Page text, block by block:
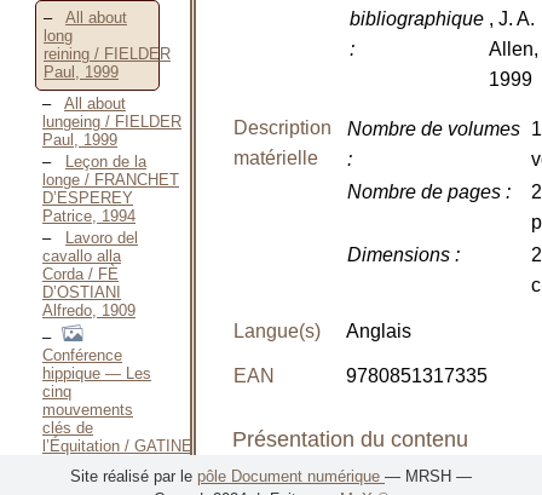
All about
long
reining / FIELDER
Paul, 1999
All about
lungeing / FIELDER
Paul, 1999
Leçon de la
longe / FRANCHET
D’ESPEREY
Patrice, 1994
Lavoro del
cavallo alla
Corda / FÈ
D’OSTIANI
Alfredo, 1909
Conférence
hippique — Les
cinq
mouvements
clés de
l’Équitation / GATINES
Félix PETIT DE,
bibliographique
:
, J. A.
Allen,
1999
Description
matérielle
Nombre de volumes
:
1
Nombre de pages:
Dimensions:
Langue(s) Anglais
EAN 9780851317335
Présentation du contenu
Classement: Equitation
Site réalisé par le pôle Document numérique — MRSH —